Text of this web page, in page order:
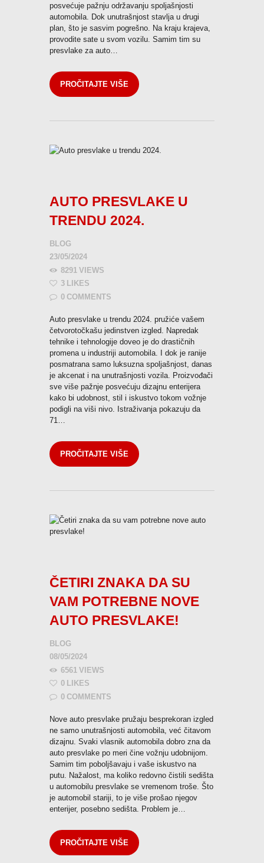
posvećuje pažnju održavanju spoljašnjosti
automobila. Dok unutrašnjost stavlja u drugi
plan, što je sasvim pogrešno. Na kraju krajeva,
provodite sate u svom vozilu. Samim tim su
presvlake za auto…
PROČITAJTE VIŠE
AUTO PRESVLAKE U
TRENDU 2024.
BLOG
23/05/2024
8291 VIEWS
3 LIKES
0 COMMENTS
Auto presvlake u trendu 2024. pružiće vašem
četvorotočkašu jedinstven izgled. Napredak
tehnike i tehnologije doveo je do drastičnih
promena u industriji automobila. I dok je ranije
posmatrana samo luksuzna spoljašnjost, danas
je akcenat i na unutrašnjosti vozila. Proizvođači
sve više pažnje posvećuju dizajnu enterijera
kako bi udobnost, stil i iskustvo tokom vožnje
podigli na viši nivo. Istraživanja pokazuju da
71…
PROČITAJTE VIŠE
ČETIRI ZNAKA DA SU
VAM POTREBNE NOVE
AUTO PRESVLAKE!
BLOG
08/05/2024
6561 VIEWS
0 LIKES
0 COMMENTS
Nove auto presvlake pružaju besprekoran izgled
ne samo unutrašnjosti automobila, već čitavom
dizajnu. Svaki vlasnik automobila dobro zna da
auto presvlake po meri čine vožnju udobnijom.
Samim tim poboljšavaju i vaše iskustvo na
putu. Nažalost, ma koliko redovno čistili sedišta
u automobilu presvlake se vremenom troše. Što
je automobil stariji, to je više prošao njegov
enterijer, posebno sedišta. Problem je…
PROČITAJTE VIŠE